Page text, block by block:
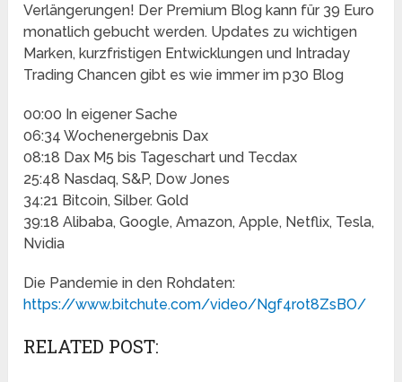
Verlängerungen! Der Premium Blog kann für 39 Euro
monatlich gebucht werden. Updates zu wichtigen
Marken, kurzfristigen Entwicklungen und Intraday
Trading Chancen gibt es wie immer im p30 Blog
00:00 In eigener Sache
06:34 Wochenergebnis Dax
08:18 Dax M5 bis Tageschart und Tecdax
25:48 Nasdaq, S&P, Dow Jones
34:21 Bitcoin, Silber. Gold
39:18 Alibaba, Google, Amazon, Apple, Netflix, Tesla,
Nvidia
Die Pandemie in den Rohdaten:
https://www.bitchute.com/video/Ngf4rot8ZsBO/
RELATED POST: